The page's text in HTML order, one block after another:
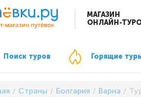
МАГАЗИН
ОНЛАЙН-
Поиск туров Горящие
Страны Болгария Варна